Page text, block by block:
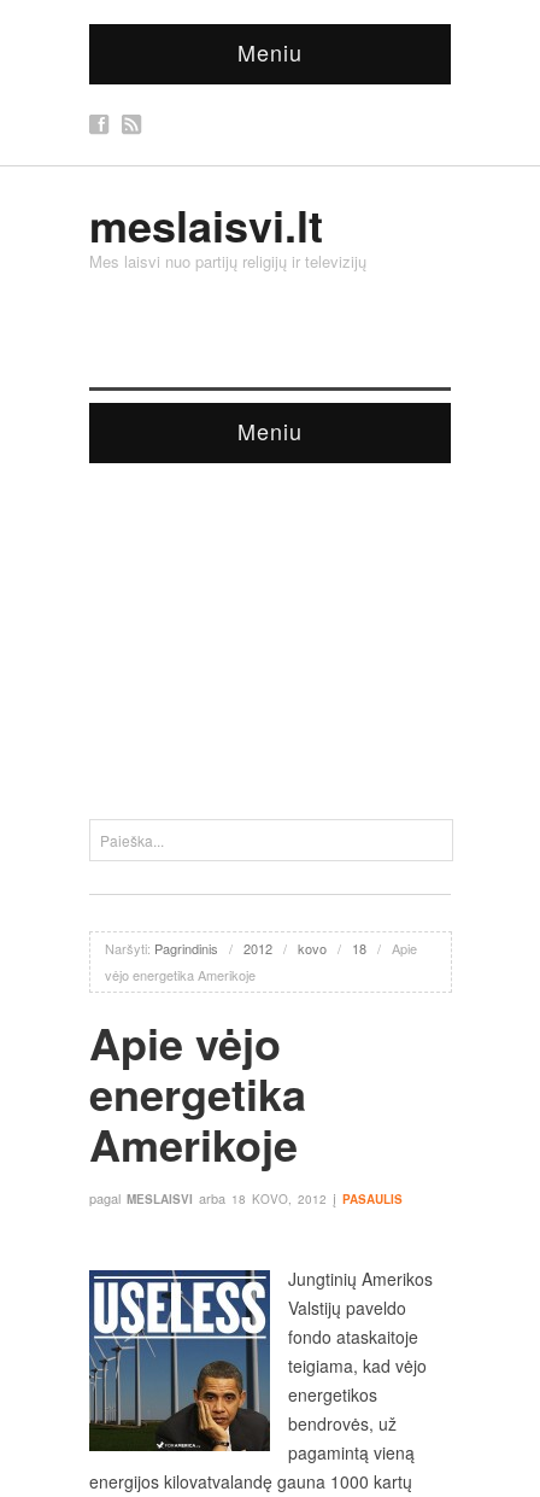
Meniu
meslaisvi.lt
Mes laisvi nuo partijų religijų ir televizijų
Meniu
Naršyti: Pagrindinis / 2012 / kovo / 18 / Apie
vėjo energetika Amerikoje
Apie vėjo
energetika
Amerikoje
pagal MESLAISVI arba 18 KOVO, 2012 į PASAULIS
Jungtinių Amerikos
Valstijų paveldo
fondo ataskaitoje
teigiama, kad vėjo
energetikos
bendrovės, už
pagamintą vieną
energijos kilovatvalandę gauna 1000 kartų